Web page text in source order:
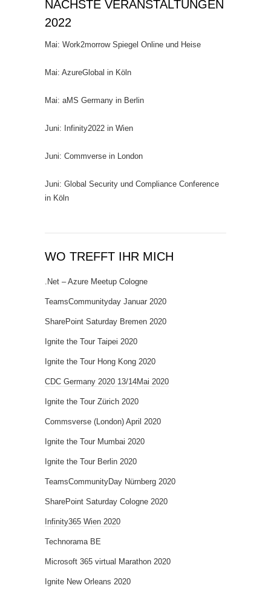
NÄCHSTE VERANSTALTUNGEN
2022
Mai: Work2morrow Spiegel Online und Heise
Mai: AzureGlobal in Köln
Mai: aMS Germany in Berlin
Juni: Infinity2022 in Wien
Juni: Commverse in London
Juni: Global Security und Compliance Conference
in Köln
WO TREFFT IHR MICH
.Net – Azure Meetup Cologne
TeamsCommunityday Januar 2020
SharePoint Saturday Bremen 2020
Ignite the Tour Taipei 2020
Ignite the Tour Hong Kong 2020
CDC Germany 2020 13/14Mai 2020
Ignite the Tour Zürich 2020
Commsverse (London) April 2020
Ignite the Tour Mumbai 2020
Ignite the Tour Berlin 2020
TeamsCommunityDay Nürnberg 2020
SharePoint Saturday Cologne 2020
Infinity365 Wien 2020
Technorama BE
Microsoft 365 virtual Marathon 2020
Ignite New Orleans 2020